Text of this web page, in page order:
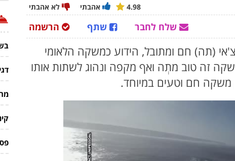
אהבתי לא אהבתי 4.98
הרשמה שתף שלח לחבר
(תה) חם ומתובל, הידוע כמשקה הלאומי
זה טוב מתְה ואף מקפה ונהוגלשתות אותו
חם וטעים במיוחד.